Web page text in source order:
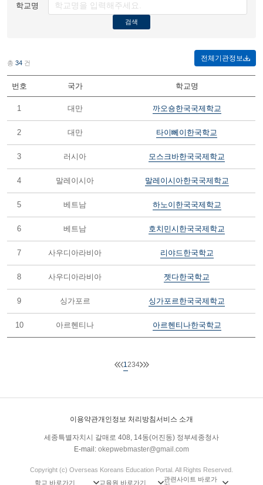
학교명
검색
총 34건
전체기관정보
번호 국가 학교명
1 대만 까오숑한국국제학교
2 대만 타이뻬이한국학교
3 러시아 모스크바한국국제학교
4 말레이시아 말레이시아한국국제학교
5 베트남 하노이한국국제학교
6 베트남 호치민시한국국제학교
7 사우디아라비아 리야드한국학교
8 사우디아라비아 젯다한국학교
9 싱가포르 싱가포르한국국제학교
10 아르헨티나 아르헨티나한국학교
1234
이용약관개인정보 처리방침서비스 소개
세종특별자치시 갈매로 408, 14동(어진동) 정부세종청사
E-mail: okepwebmaster@gmail.com
Copyright (c) Overseas Koreans Education Portal. All Rights Reserved.
학교 바로가기
교육원 바로가기
관련사이트 바로가